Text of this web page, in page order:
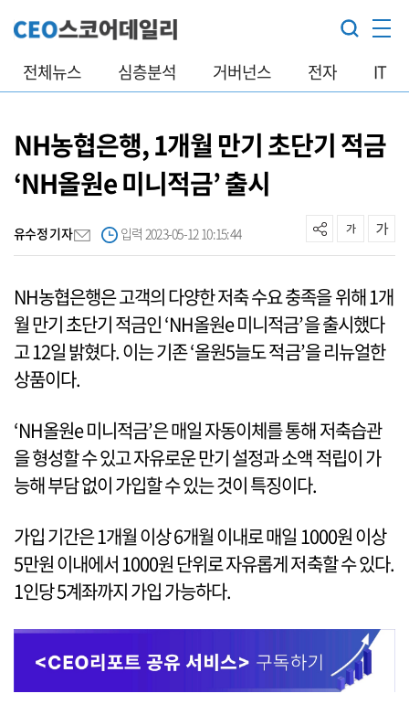
전체뉴스 심층분석 거버넌스 전자 IT
NH농협은행, 1개월 만기 초단기 적금
‘NH올원e 미니적금’ 출시
유수정 기자 입력 2023-05-12 10:15:44
NH농협은행은 고객의 다양한 저축 수요 충족을 위해 1개
월 만기 초단기 적금인 ‘NH올원e 미니적금’을 출시했다
고 12일 밝혔다. 이는 기존 ‘올원5늘도 적금’을 리뉴얼한
상품이다.
‘NH올원e 미니적금’은 매일 자동이체를 통해 저축습관
을 형성할 수 있고 자유로운 만기 설정과 소액 적립이 가
능해 부담 없이 가입할 수 있는 것이 특징이다.
가입 기간은 1개월 이상 6개월 이내로 매일 1000원 이상
5만원 이내에서 1000원 단위로 자유롭게 저축할 수 있다.
1인당 5계좌까지 가입 가능하다.